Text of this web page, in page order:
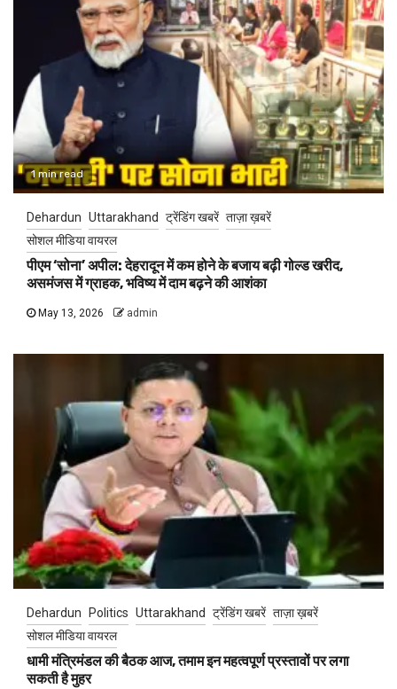
1 min read
Dehardun Uttarakhand ट्रेंडिंग खबरें ताज़ा ख़बरें
सोशल मीडिया वायरल
पीएम ‘सोना’ अपील: देहरादून में कम होने के बजाय बढ़ी गोल्ड खरीद,
असमंजस में ग्राहक, भविष्य में दाम बढ़ने की आशंका
May 13, 2026 admin
Dehardun Politics Uttarakhand ट्रेंडिंग खबरें ताज़ा ख़बरें
सोशल मीडिया वायरल
धामी मंत्रिमंडल की बैठक आज, तमाम इन महत्वपूर्ण प्रस्तावों पर लगा
सकती है मुहर